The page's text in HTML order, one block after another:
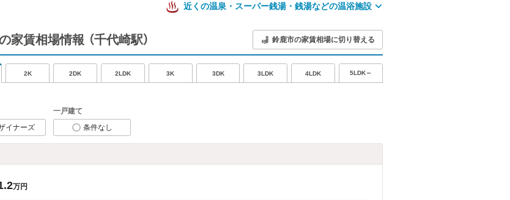
近くの温泉・スーパー銭湯・銭湯などの温浴施設
家賃相場情報 （千代崎駅） 鈴鹿市の家賃相場に切り替える
2K 2DK 2LDK 3K 3DK 3LDK 4LDK 5LDK～
イナーズ
一戸建て
条件なし
万円